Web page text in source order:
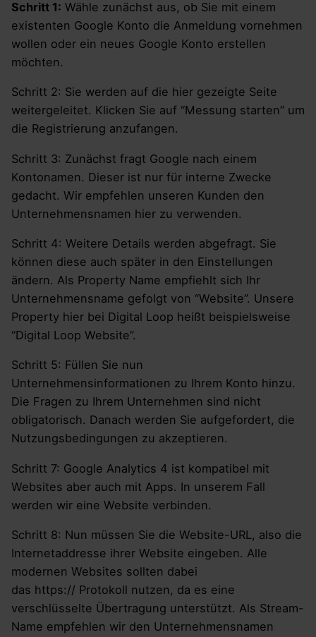
Schritt 1: Wähle zunächst aus, ob Sie mit einem
existenten Google Konto die Anmeldung vornehmen
wollen oder ein neues Google Konto erstellen
möchten.
Schritt 2: Sie werden auf die hier gezeigte Seite
weitergeleitet. Klicken Sie auf “Messung starten” um
die Registrierung anzufangen.
Schritt 3: Zunächst fragt Google nach einem
Kontonamen. Dieser ist nur für interne Zwecke
gedacht. Wir empfehlen unseren Kunden den
Unternehmensnamen hier zu verwenden.
Schritt 4: Weitere Details werden abgefragt. Sie
können diese auch später in den Einstellungen
ändern. Als Property Name empfiehlt sich Ihr
Unternehmensname gefolgt von “Website”. Unsere
Property hier bei Digital Loop heißt beispielsweise
“Digital Loop Website”.
Schritt 5: Füllen Sie nun
Unternehmensinformationen zu Ihrem Konto hinzu.
Die Fragen zu Ihrem Unternehmen sind nicht
obligatorisch. Danach werden Sie aufgefordert, die
Nutzungsbedingungen zu akzeptieren.
Schritt 7: Google Analytics 4 ist kompatibel mit
Websites aber auch mit Apps. In unserem Fall
werden wir eine Website verbinden.
Schritt 8: Nun müssen Sie die Website-URL, also die
Internetaddresse ihrer Website eingeben. Alle
modernen Websites sollten dabei
das https:// Protokoll nutzen, da es eine
verschlüsselte Übertragung unterstützt. Als Stream-
Name empfehlen wir den Unternehmensnamen